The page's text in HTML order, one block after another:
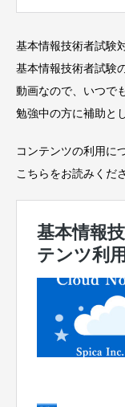
基本情報技術者試験
基本情報技術者試験
動画なので、いつで
勉強中の方に補助と
コンテンツの利用に
こちらをお読みくだ